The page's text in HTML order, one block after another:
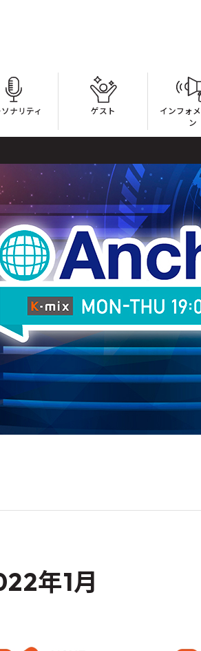
ナリティ ゲスト
インフォ
ン
「
年1月